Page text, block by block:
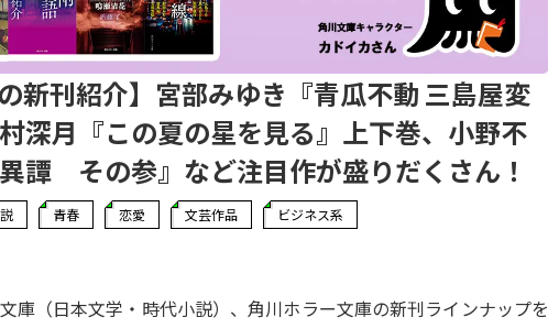
新刊紹介】宮部みゆき『青瓜不動 三島屋変
深月『この夏の星を見る』上下巻、小野不
譚 その参』など注目作が盛りだくさん！
青春 恋愛 文芸作品 ビジネス系
庫（日本文学・時代小説）、角川ホラー文庫の新刊ラインナップを